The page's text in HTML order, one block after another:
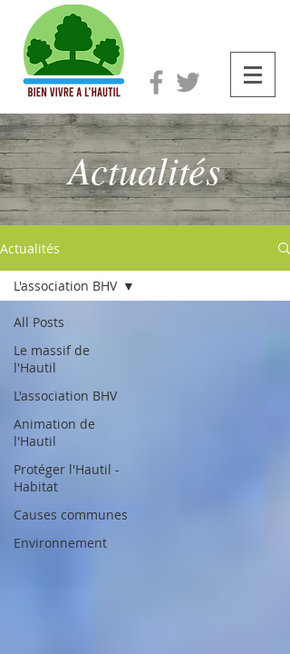
Actualités
Actualités
All Posts
Le massif de
l'Hautil
L'association BHV
Animation de
l'Hautil
Protéger l'Hautil -
Habitat
Causes communes
Environnement
L'association BHV